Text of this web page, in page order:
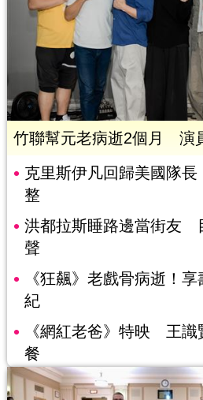
竹聯幫元老病逝2個月 演
克里斯伊凡回歸美國隊
整
洪都拉斯睡路邊當街友
聲
《狂飆》老戲骨病逝！
紀
《網紅老爸》特映 王識
餐